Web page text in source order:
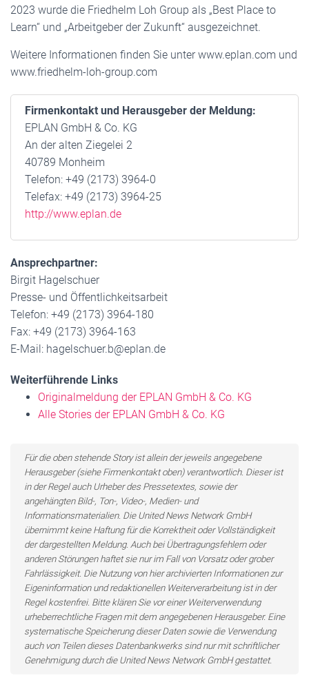
2023 wurde die Friedhelm Loh Group als „Best Place to
Learn“ und „Arbeitgeber der Zukunft“ ausgezeichnet.
Weitere Informationen finden Sie unter www.eplan.com und
www.friedhelm-loh-group.com
Firmenkontakt und Herausgeber der Meldung:
EPLAN GmbH & Co. KG
An der alten Ziegelei 2
40789 Monheim
Telefon: +49 (2173) 3964-0
Telefax: +49 (2173) 3964-25
http://www.eplan.de
Ansprechpartner:
Birgit Hagelschuer
Presse- und Öffentlichkeitsarbeit
Telefon: +49 (2173) 3964-180
Fax: +49 (2173) 3964-163
E-Mail: hagelschuer.b@eplan.de
Weiterführende Links
Originalmeldung der EPLAN GmbH & Co. KG
Alle Stories der EPLAN GmbH & Co. KG
Für die oben stehende Story ist allein der jeweils angegebene
Herausgeber (siehe Firmenkontakt oben) verantwortlich. Dieser ist
in der Regel auch Urheber des Pressetextes, sowie der
angehängten Bild-, Ton-, Video-, Medien- und
Informationsmaterialien. Die United News Network GmbH
übernimmt keine Haftung für die Korrektheit oder Vollständigkeit
der dargestellten Meldung. Auch bei Übertragungsfehlern oder
anderen Störungen haftet sie nur im Fall von Vorsatz oder grober
Fahrlässigkeit. Die Nutzung von hier archivierten Informationen zur
Eigeninformation und redaktionellen Weiterverarbeitung ist in der
Regel kostenfrei. Bitte klären Sie vor einer Weiterverwendung
urheberrechtliche Fragen mit dem angegebenen Herausgeber. Eine
systematische Speicherung dieser Daten sowie die Verwendung
auch von Teilen dieses Datenbankwerks sind nur mit schriftlicher
Genehmigung durch die United News Network GmbH gestattet.